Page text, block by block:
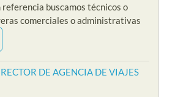
buscamos técnicos o
comerciales o administrativas
DE AGENCIA DE VIAJES